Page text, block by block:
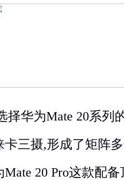
择华为Mate 20系列
卡三摄,形成了矩阵
20 Pro这款配